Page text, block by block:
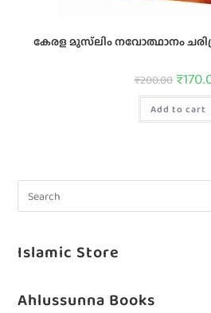
കേരള മുസ്‌ലിം നവോത്ഥാനം
₹200.00 ₹
Add to cart
Islamic Store
Ahlussunna Books